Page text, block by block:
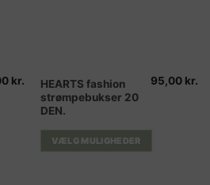
kr.
HEARTS fashion
strømpebukser 20
DEN.
95,00 kr.
VÆLG MULIGHEDER
Dette
vare
har
flere
varianter.